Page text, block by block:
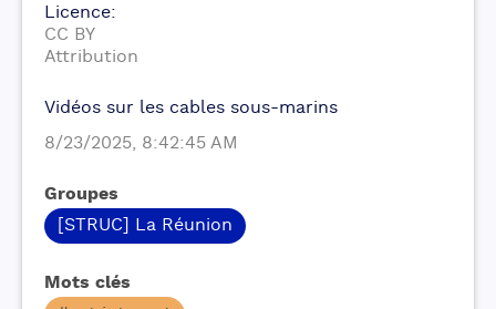
Licence:
CC BY
Attribution
Vidéos sur les cables sous-marins
8/23/2025, 8:42:45 AM
Groupes
[STRUC] La Réunion
Mots clés